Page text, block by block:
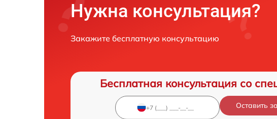
Нужна консультация?
Закажите бесплатную консультацию
Бесплатная консультация со
Оставить